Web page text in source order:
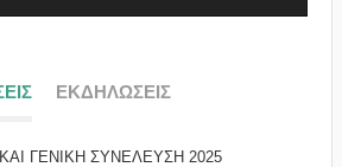
ΕΚΔΗΛΩΣΕΙΣ
ΓΕΝΙΚΗ ΣΥΝΕΛΕΥΣΗ 2025